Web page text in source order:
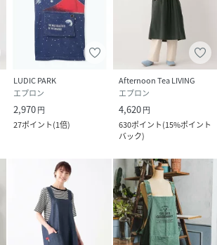
LUDIC PARK
エプロン
2,970円
27ポイント(1倍)
Afternoon Tea LIVING
エプロン
4,620円
630ポイント(15%ポイント
バック)